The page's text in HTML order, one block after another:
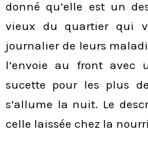
donné qu’elle est un
vieux du quartier qui
journalier de leurs
l’envoie au front avec
sucette pour les plus
s’allume la nuit. Le
celle laissée chez la